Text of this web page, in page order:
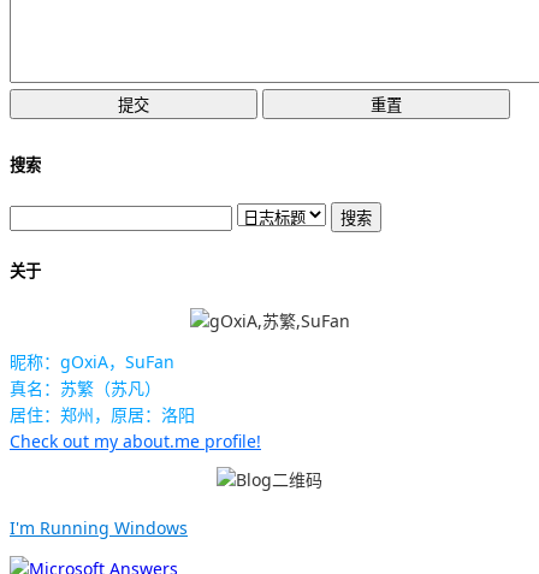
搜索
关于
昵称：gOxiA，SuFan
真名：苏繁（苏凡）
居住：郑州，原居：洛阳
Check out my about.me profile!
I'm Running Windows